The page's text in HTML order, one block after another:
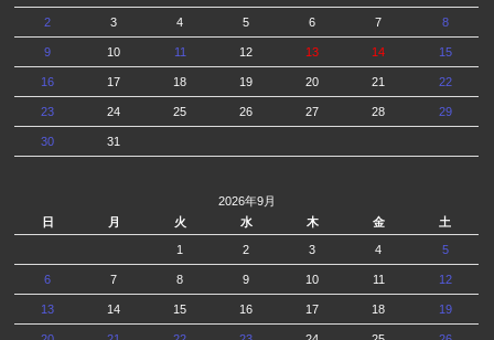
2 3 4 5 6 7 8
9 10 11 12 13 14 15
16 17 18 19 20 21 22
23 24 25 26 27 28 29
30 31
2026年9月
日
月 火 水 木 金 土
1 2 3 4 5
6 7 8 9 10 11 12
13 14 15 16 17 18 19